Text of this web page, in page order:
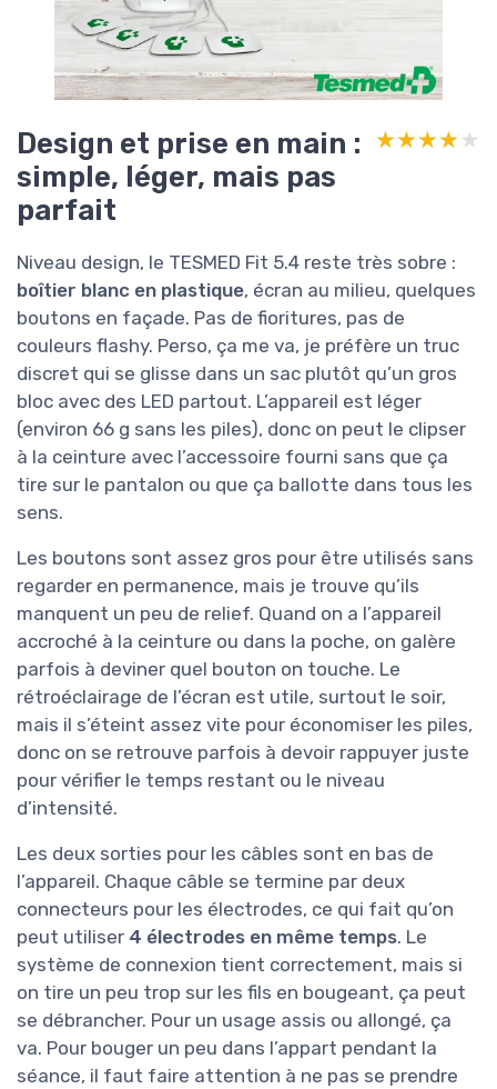
Design et prise en main :
simple, léger, mais pas
parfait
★★★★★
★★★★★
Niveau design, le TESMED Fit 5.4 reste très sobre :
boîtier blanc en plastique, écran au milieu, quelques
boutons en façade. Pas de fioritures, pas de
couleurs flashy. Perso, ça me va, je préfère un truc
discret qui se glisse dans un sac plutôt qu’un gros
bloc avec des LED partout. L’appareil est léger
(environ 66 g sans les piles), donc on peut le clipser
à la ceinture avec l’accessoire fourni sans que ça
tire sur le pantalon ou que ça ballotte dans tous les
sens.
Les boutons sont assez gros pour être utilisés sans
regarder en permanence, mais je trouve qu’ils
manquent un peu de relief. Quand on a l’appareil
accroché à la ceinture ou dans la poche, on galère
parfois à deviner quel bouton on touche. Le
rétroéclairage de l’écran est utile, surtout le soir,
mais il s’éteint assez vite pour économiser les piles,
donc on se retrouve parfois à devoir rappuyer juste
pour vérifier le temps restant ou le niveau
d’intensité.
Les deux sorties pour les câbles sont en bas de
l’appareil. Chaque câble se termine par deux
connecteurs pour les électrodes, ce qui fait qu’on
peut utiliser 4 électrodes en même temps. Le
système de connexion tient correctement, mais si
on tire un peu trop sur les fils en bougeant, ça peut
se débrancher. Pour un usage assis ou allongé, ça
va. Pour bouger un peu dans l’appart pendant la
séance, il faut faire attention à ne pas se prendre